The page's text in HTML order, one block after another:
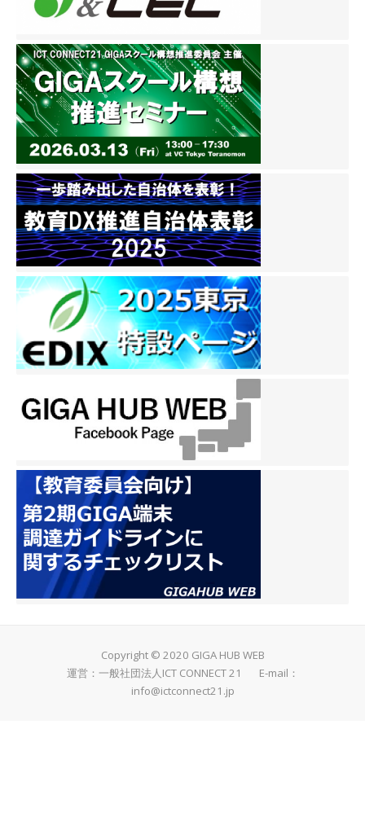
Copyright © 2020 GIGA HUB WEB
運営：一般社団法人ICT CONNECT 21 E-mail：
info@ictconnect21.jp